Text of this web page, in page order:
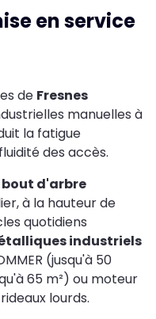
en service
de Fresnes
manuelles à
la fatigue
des accès.
d'arbre
à la hauteur de
quotidiens
industriels
(jusqu'à 50
65 m²) ou moteur
lourds.